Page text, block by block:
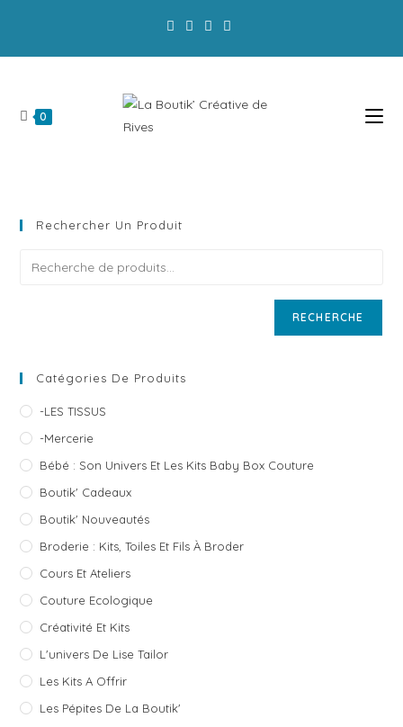
0
Rechercher Un Produit
RECHERCHE
Catégories De Produits
-LES TISSUS
-Mercerie
Bébé : Son Univers Et Les Kits Baby Box Couture
Boutik' Cadeaux
Boutik' Nouveautés
Broderie : Kits, Toiles Et Fils À Broder
Cours Et Ateliers
Couture Ecologique
Créativité Et Kits
L'univers De Lise Tailor
Les Kits A Offrir
Les Pépites De La Boutik'
La Boutik' a modifié ses horaires d'ouverture :